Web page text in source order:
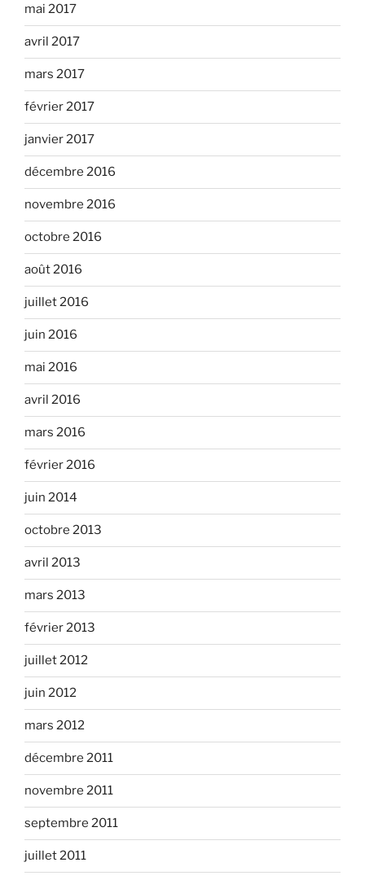
mai 2017
avril 2017
mars 2017
février 2017
janvier 2017
décembre 2016
novembre 2016
octobre 2016
août 2016
juillet 2016
juin 2016
mai 2016
avril 2016
mars 2016
février 2016
juin 2014
octobre 2013
avril 2013
mars 2013
février 2013
juillet 2012
juin 2012
mars 2012
décembre 2011
novembre 2011
septembre 2011
juillet 2011